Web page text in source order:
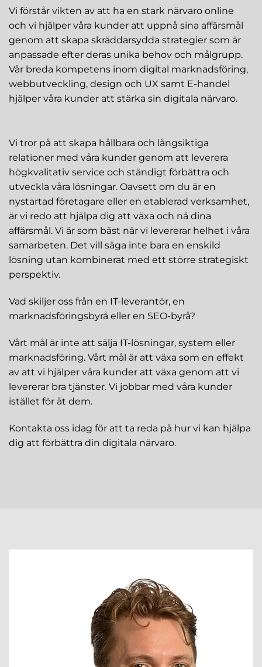
Vi förstår vikten av att ha en stark närvaro online
och vi hjälper våra kunder att uppnå sina affärsmål
genom att skapa skräddarsydda strategier som är
anpassade efter deras unika behov och målgrupp.
Vår breda kompetens inom digital marknadsföring,
webbutveckling, design och UX samt E-handel
hjälper våra kunder att stärka sin digitala närvaro.
Vi tror på att skapa hållbara och långsiktiga
relationer med våra kunder genom att leverera
högkvalitativ service och ständigt förbättra och
utveckla våra lösningar. Oavsett om du är en
nystartad företagare eller en etablerad verksamhet,
är vi redo att hjälpa dig att växa och nå dina
affärsmål. Vi är som bäst när vi levererar helhet i våra
samarbeten. Det vill säga inte bara en enskild
lösning utan kombinerat med ett större strategiskt
perspektiv.
Vad skiljer oss från en IT-leverantör, en
marknadsföringsbyrå eller en SEO-byrå?
Vårt mål är inte att sälja IT-lösningar, system eller
marknadsföring. Vårt mål är att växa som en effekt
av att vi hjälper våra kunder att växa genom att vi
levererar bra tjänster. Vi jobbar med våra kunder
istället för åt dem.
Kontakta oss idag för att ta reda på hur vi kan hjälpa
dig att förbättra din digitala närvaro.